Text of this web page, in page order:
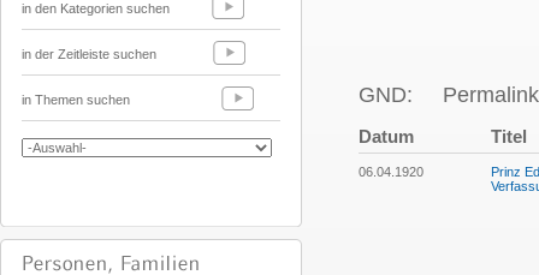
in den Kategorien suchen
in der Zeitleiste suchen
in Themen suchen GND:
Datum Titel
06.04.1920
Prinz